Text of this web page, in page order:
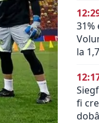
la
fi